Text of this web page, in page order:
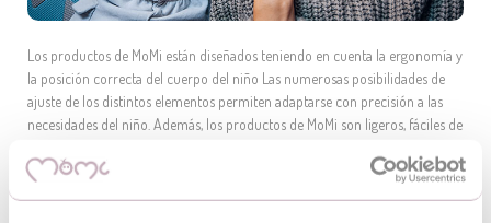
Los productos de MoMi están diseñados teniendo en cuenta la ergonomía y
la posición correcta del cuerpo del niño Las numerosas posibilidades de
ajuste de los distintos elementos permiten adaptarse con precisión a las
necesidades del niño. Además, los productos de MoMi son ligeros, fáciles de
día de las mamás.
Gracias al uso de materiales robustos y duraderos que pueden soportar